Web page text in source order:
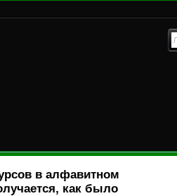
в алфавитном
как было